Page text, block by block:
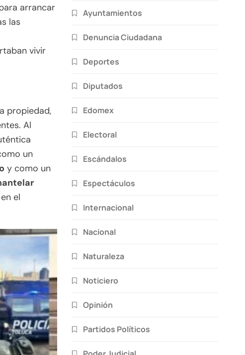
arrancar
las
vivir
propiedad,
Al
un
y como un
el
Ayuntamientos
Denuncia Ciudadana
Deportes
Diputados
Edomex
Electoral
Escándalos
Espectáculos
Internacional
Nacional
Naturaleza
Noticiero
Opinión
Partidos Políticos